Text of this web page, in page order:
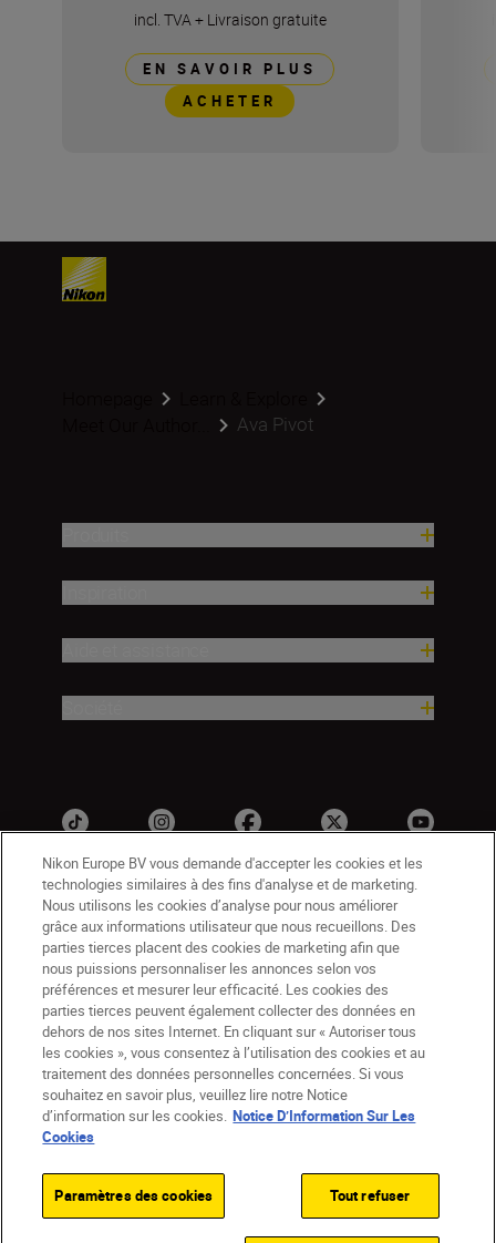
incl. TVA+ Livraison gratuite
EN SAVOIR PLUS
ACHETER
Ava Pivot
BE(fr) Nikon Sites
Contactez-nous
Avis de confidentialité
Conditions d’utilisation
CVG de la boutique Nikon Store
Notice d’information sur les cookies
Accessibilité
Paramètres des cookies
© 2026 Nikon
Nikon Europe BV vous demande d'accepter les cookies et les
technologies similaires à des fins d'analyse et de marketing.
Nous utilisons les cookies d’analyse pour nous améliorer
grâce aux informations utilisateur que nous recueillons. Des
parties tierces placent des cookies de marketing afin que
nous puissions personnaliser les annonces selon vos
préférences et mesurer leur efficacité. Les cookies des
parties tierces peuvent également collecter des données en
dehors de nos sites Internet. En cliquant sur « Autoriser tous
les cookies », vous consentez à l’utilisation des cookies et au
traitement des données personnelles concernées. Si vous
souhaitez en savoir plus, veuillez lire notre Notice
d’information sur les cookies. Notice D’Information Sur Les
Cookies
Paramètres des cookies Tout refuser